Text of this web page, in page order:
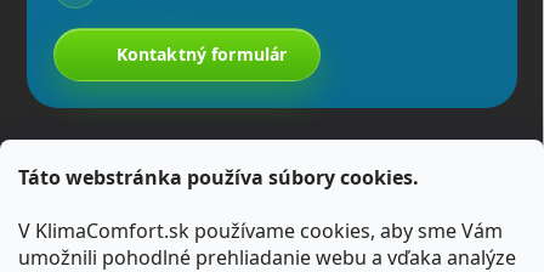
Táto webstránka používa súbory cookies.
V KlimaComfort.sk používame cookies, aby sme Vám
umožnili pohodlné prehliadanie webu a vďaka analýze
Kontaktný formulár